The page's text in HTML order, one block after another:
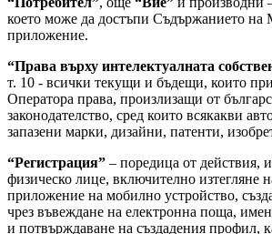
което може да достъпи Съдържанието на
приложение.
“Права върху интелектуалната
т. 10 - всички текущи и бъдещи, които
Оператора права, произлизащи от
законодателство, сред които всякакви
запазени марки, дизайни, патенти,
“Регистрация” – поредица от действия,
физическо лице, включително изтегляне
приложение на мобилно устройство,
чрез въвеждане на електронна поща,
и потвърждаване на създадения профил,